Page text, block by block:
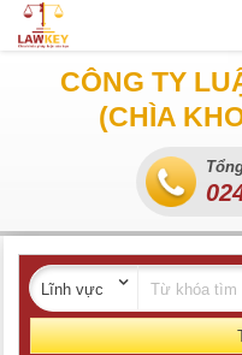
CÔNG TY
(CHÌA